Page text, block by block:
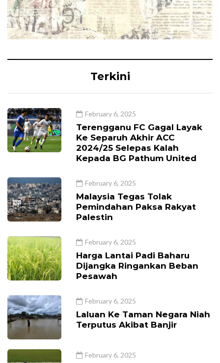
Terkini
February 6, 2025
Terengganu FC Gagal Layak
Ke Separuh Akhir ACC
2024/25 Selepas Kalah
Kepada BG Pathum United
February 6, 2025
Malaysia Tegas Tolak
Pemindahan Paksa Rakyat
Palestin
February 6, 2025
Harga Lantai Padi Baharu
Dijangka Ringankan Beban
Pesawah
February 6, 2025
Laluan Ke Taman Negara Niah
Terputus Akibat Banjir
February 6, 2025